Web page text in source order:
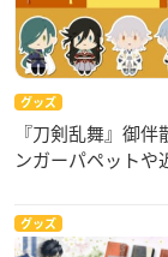
グッズ
『刀剣乱舞』御
ンガーパペットや
グッズ